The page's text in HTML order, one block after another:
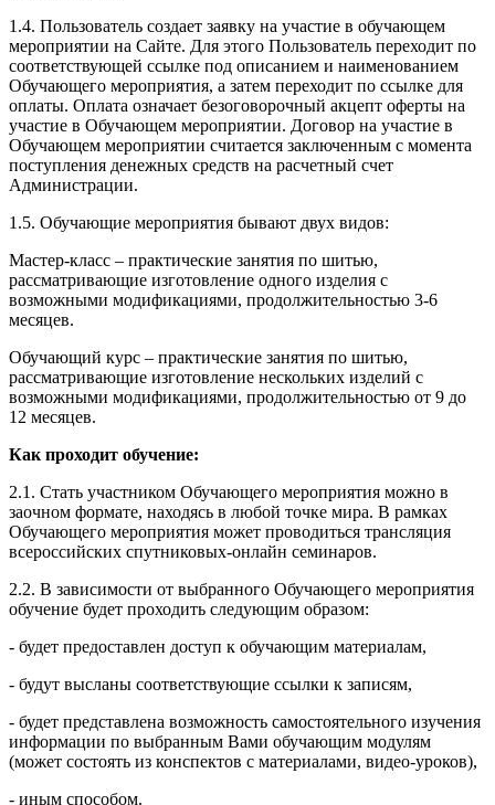
1.4. Пользователь создает заявку на участие в обучающем
мероприятии на Сайте. Для этого Пользователь переходит по
соответствующей ссылке под описанием и наименованием
Обучающего мероприятия, а затем переходит по ссылке для
оплаты. Оплата означает безоговорочный акцепт оферты на
участие в Обучающем мероприятии. Договор на участие в
Обучающем мероприятии считается заключенным с момента
поступления денежных средств на расчетный счет
Администрации.
1.5. Обучающие мероприятия бывают двух видов:
Мастер-класс – практические занятия по шитью,
рассматривающие изготовление одного изделия с
возможными модификациями, продолжительностью 3-6
месяцев.
Обучающий курс – практические занятия по шитью,
рассматривающие изготовление нескольких изделий с
возможными модификациями, продолжительностью от 9 до
12 месяцев.
Как проходит обучение:
2.1. Стать участником Обучающего мероприятия можно в
заочном формате, находясь в любой точке мира. В рамках
Обучающего мероприятия может проводиться трансляция
всероссийских спутниковых-онлайн семинаров.
2.2. В зависимости от выбранного Обучающего мероприятия
обучение будет проходить следующим образом:
- будет предоставлен доступ к обучающим материалам,
- будут высланы соответствующие ссылки к записям,
- будет представлена возможность самостоятельного изучения
информации по выбранным Вами обучающим модулям
(может состоять из конспектов с материалами, видео-уроков),
- иным способом.